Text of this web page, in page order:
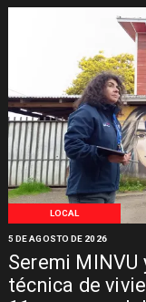
LOCAL
Seremi MINVU
técnica de
5 DE AGOSTO DE 2026